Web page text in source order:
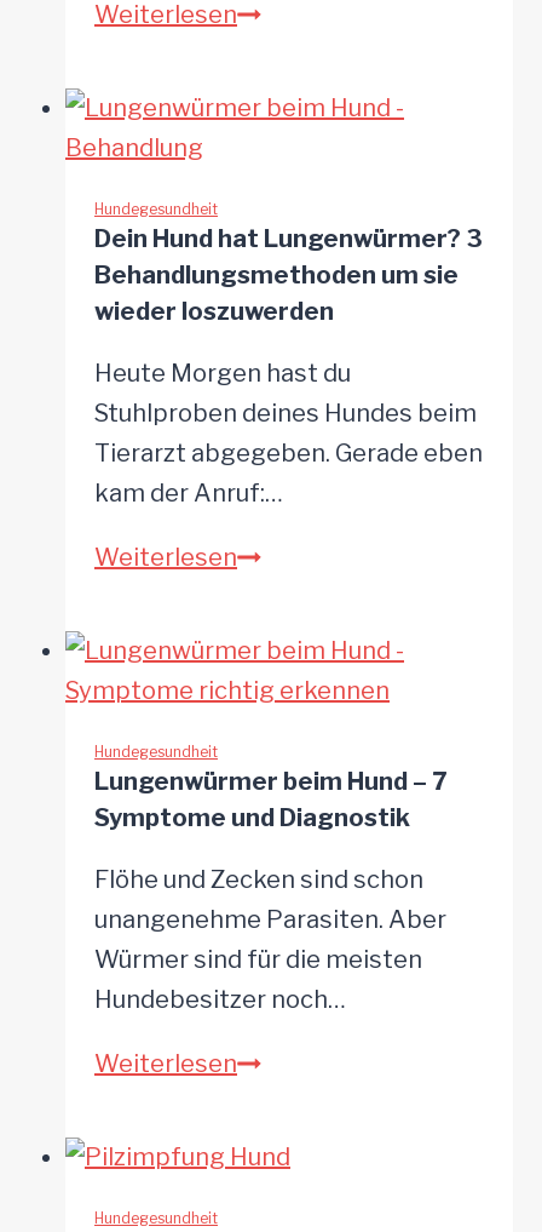
WeiterlesenKönnen
vom
Menschen
übertragen
Hundegesundheit
Dein Hund hat Lungenwürmer? 3
Behandlungsmethoden um sie
wieder loszuwerden
Heute Morgen hast du
Stuhlproben deines Hundes beim
Tierarzt abgegeben. Gerade eben
kam der Anruf:…
WeiterlesenDein
hat
Lungenwürmer?
um
sie
wieder
loszuwerden
Hundegesundheit
Lungenwürmer beim Hund – 7
Symptome und Diagnostik
Flöhe und Zecken sind schon
unangenehme Parasiten. Aber
Würmer sind für die meisten
Hundebesitzer noch…
WeiterlesenLungenwürmer
Hund
Hundegesundheit